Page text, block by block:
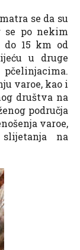
se da su
po nekim
15 km od
u druge
varoe, kao i
društva na
područja
varoe,
na